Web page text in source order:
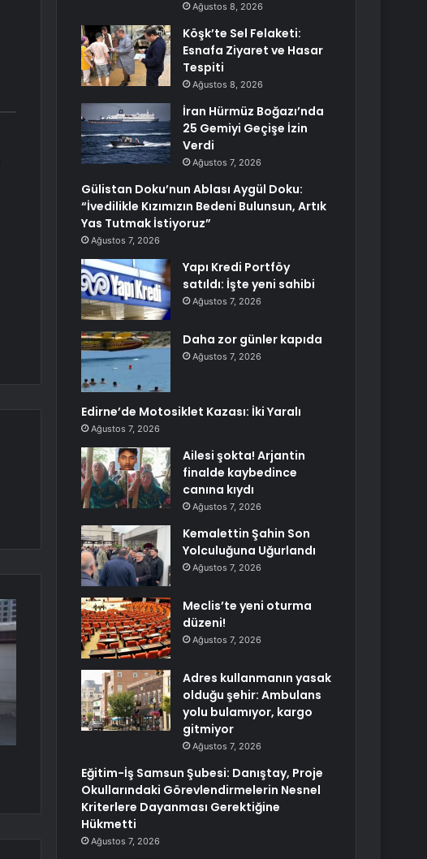
Ağustos 8, 2026
Köşk’te Sel Felaketi:
Esnafa Ziyaret ve Hasar
Tespiti
Ağustos 8, 2026
İran Hürmüz Boğazı’nda
25 Gemiyi Geçişe İzin
Verdi
Ağustos 7, 2026
Gülistan Doku’nun Ablası Aygül Doku:
“İvedilikle Kızımızın Bedeni Bulunsun, Artık
Yas Tutmak İstiyoruz”
Ağustos 7, 2026
Yapı Kredi Portföy
satıldı: İşte yeni sahibi
Ağustos 7, 2026
Daha zor günler kapıda
Ağustos 7, 2026
Edirne’de Motosiklet Kazası: İki Yaralı
Ağustos 7, 2026
Ailesi şokta! Arjantin
finalde kaybedince
canına kıydı
Ağustos 7, 2026
Kemalettin Şahin Son
Yolculuğuna Uğurlandı
Ağustos 7, 2026
Meclis’te yeni oturma
düzeni!
Ağustos 7, 2026
Adres kullanmanın yasak
olduğu şehir: Ambulans
yolu bulamıyor, kargo
gitmiyor
Ağustos 7, 2026
Eğitim-İş Samsun Şubesi: Danıştay, Proje
Okullarındaki Görevlendirmelerin Nesnel
Kriterlere Dayanması Gerektiğine
Hükmetti
Ağustos 7, 2026